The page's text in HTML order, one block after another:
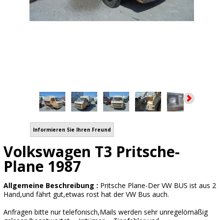
Informieren Sie Ihren Freund
Volkswagen T3 Pritsche-
Plane 1987
Allgemeine Beschreibung : Pritsche Plane-Der VW BUS ist aus 2
Hand,und fährt gut,etwas rost hat der VW Bus auch.
Anfragen bitte nur telefonisch,Mails werden sehr unregelömäßig